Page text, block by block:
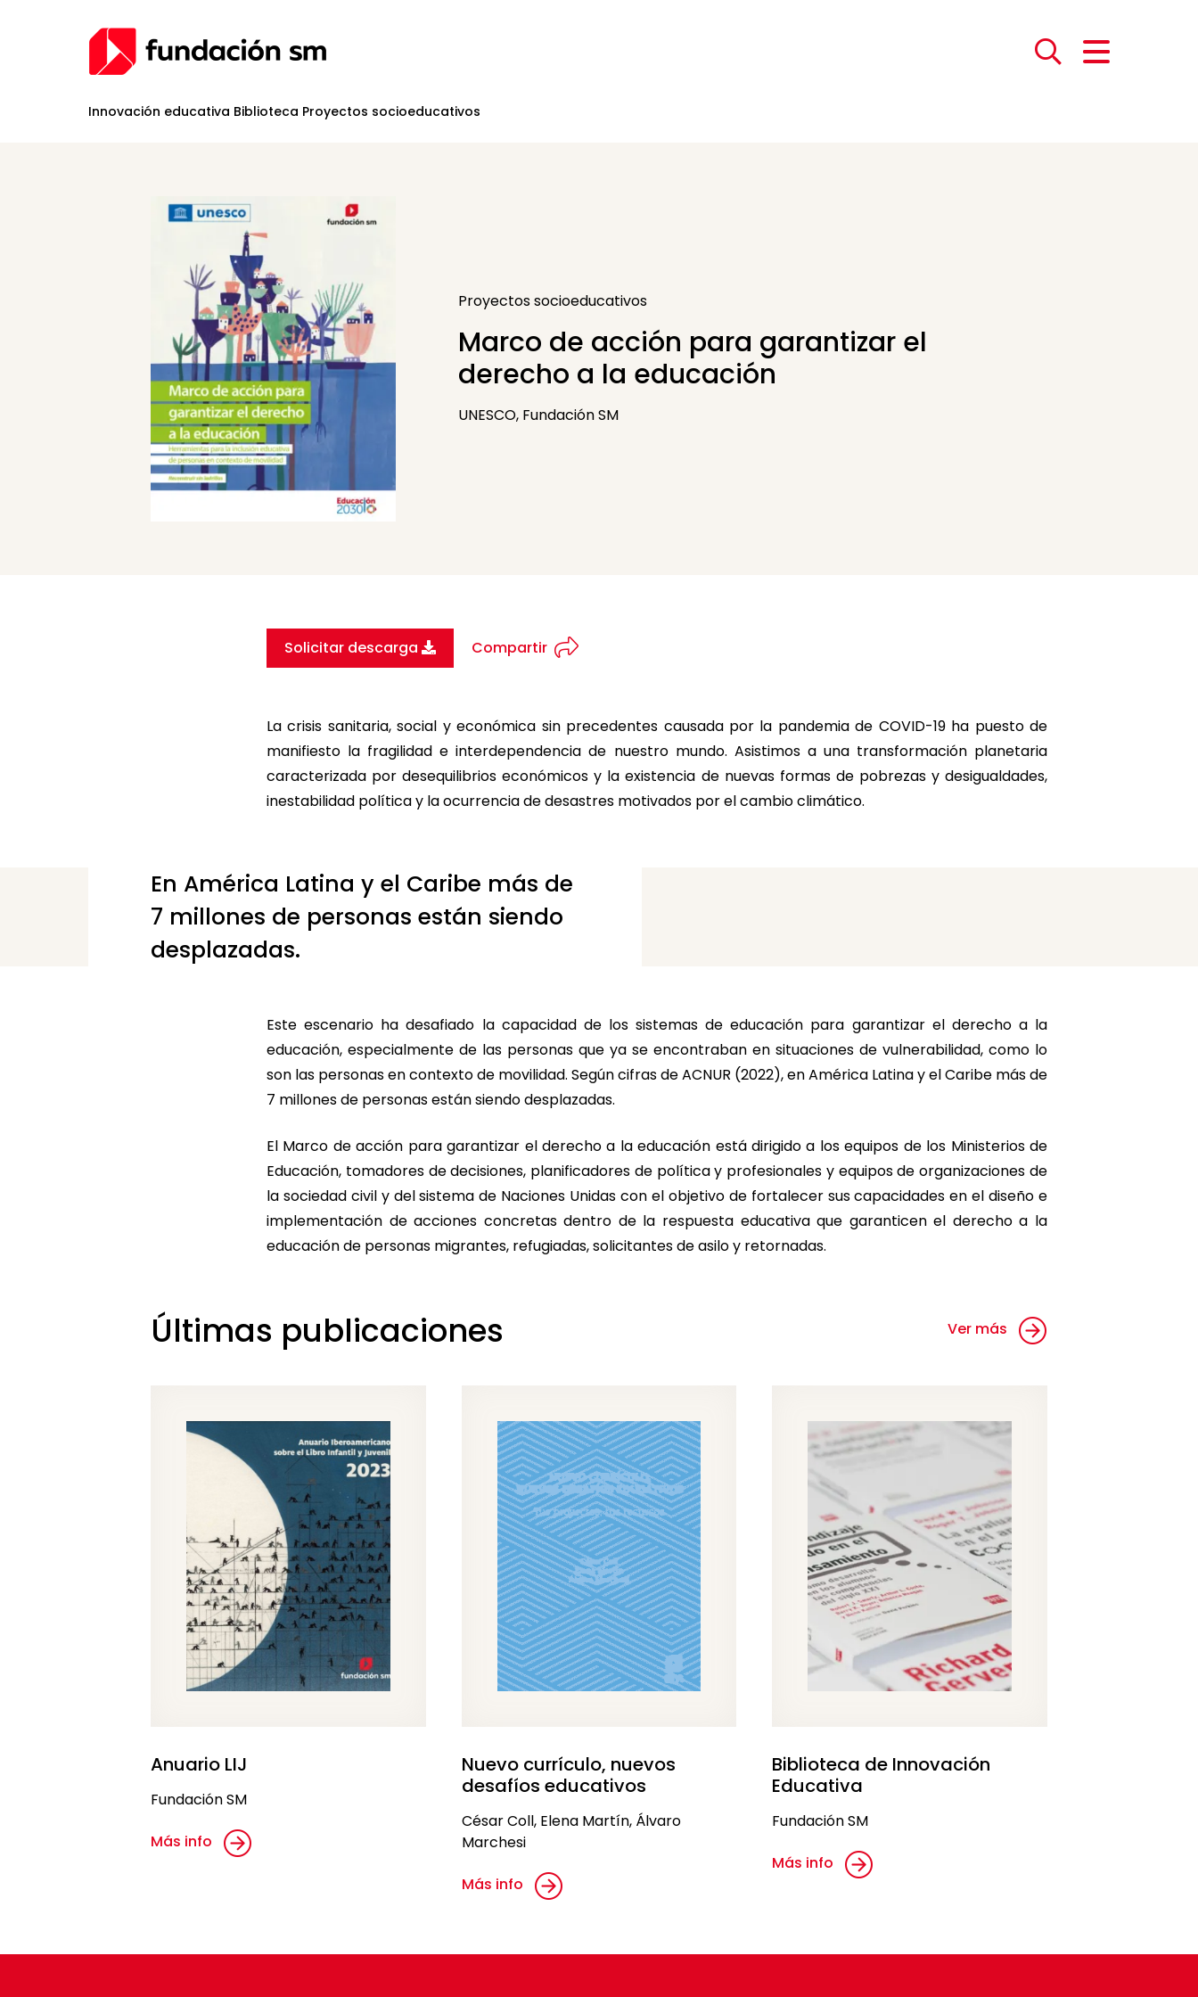
Innovación educativa Biblioteca Proyectos socioeducativos
Proyectos socioeducativos
Marco de acción para garantizar el
derecho a la educación
UNESCO, Fundación SM
Solicitar descarga Compartir
La crisis sanitaria, social y económica sin precedentes causada por la pandemia de COVID-19 ha puesto de
manifiesto la fragilidad e interdependencia de nuestro mundo. Asistimos a una transformación planetaria
caracterizada por desequilibrios económicos y la existencia de nuevas formas de pobrezas y desigualdades,
inestabilidad política y la ocurrencia de desastres motivados por el cambio climático.
En América Latina y el Caribe más de
7 millones de personas están siendo
desplazadas.
Este escenario ha desafiado la capacidad de los sistemas de educación para garantizar el derecho a la
educación, especialmente de las personas que ya se encontraban en situaciones de vulnerabilidad, como lo
son las personas en contexto de movilidad. Según cifras de ACNUR (2022), en América Latina y el Caribe más de
7 millones de personas están siendo desplazadas.
El Marco de acción para garantizar el derecho a la educación está dirigido a los equipos de los Ministerios de
Educación, tomadores de decisiones, planificadores de política y profesionales y equipos de organizaciones de
la sociedad civil y del sistema de Naciones Unidas con el objetivo de fortalecer sus capacidades en el diseño e
implementación de acciones concretas dentro de la respuesta educativa que garanticen el derecho a la
educación de personas migrantes, refugiadas, solicitantes de asilo y retornadas.
Últimas publicaciones Ver más
Anuario LIJ
Fundación SM
Más info
Nuevo currículo, nuevos
desafíos educativos
César Coll, Elena Martín, Álvaro
Marchesi
Más info
Biblioteca de Innovación
Educativa
Fundación SM
Más info